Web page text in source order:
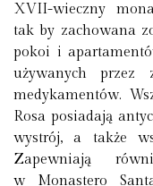
XVII-wieczny
tak by zachowana
pokoi i
używanych przez
medykamentów.
Rosa posiadają
wystrój, a także
Zapewniają
w Monastero